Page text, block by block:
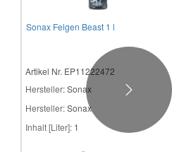
Sonax Felgen Beast 1 l
Artikel Nr. EP11222472
Hersteller: Sonax
Hersteller:Sonax
Inhalt [Liter]: 1
Next